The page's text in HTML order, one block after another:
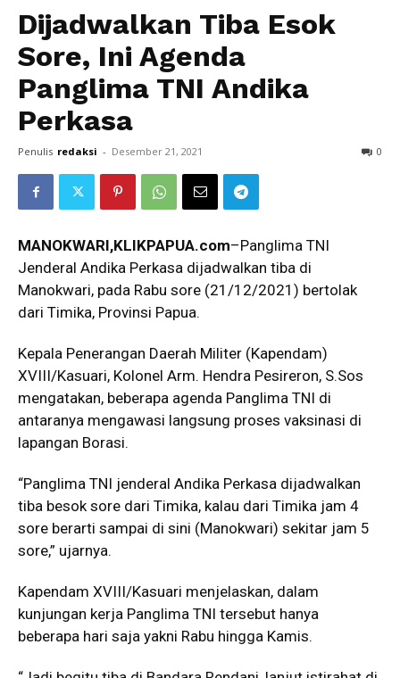
Dijadwalkan Tiba Esok
Sore, Ini Agenda
Panglima TNI Andika
Perkasa
Penulis redaksi - Desember 21, 2021 0
MANOKWARI,KLIKPAPUA.com–Panglima TNI
Jenderal Andika Perkasa dijadwalkan tiba di
Manokwari, pada Rabu sore (21/12/2021) bertolak
dari Timika, Provinsi Papua.
Kepala Penerangan Daerah Militer (Kapendam)
XVIII/Kasuari, Kolonel Arm. Hendra Pesireron, S.Sos
mengatakan, beberapa agenda Panglima TNI di
antaranya mengawasi langsung proses vaksinasi di
lapangan Borasi.
“Panglima TNI jenderal Andika Perkasa dijadwalkan
tiba besok sore dari Timika, kalau dari Timika jam 4
sore berarti sampai di sini (Manokwari) sekitar jam 5
sore,” ujarnya.
Kapendam XVIII/Kasuari menjelaskan, dalam
kunjungan kerja Panglima TNI tersebut hanya
beberapa hari saja yakni Rabu hingga Kamis.